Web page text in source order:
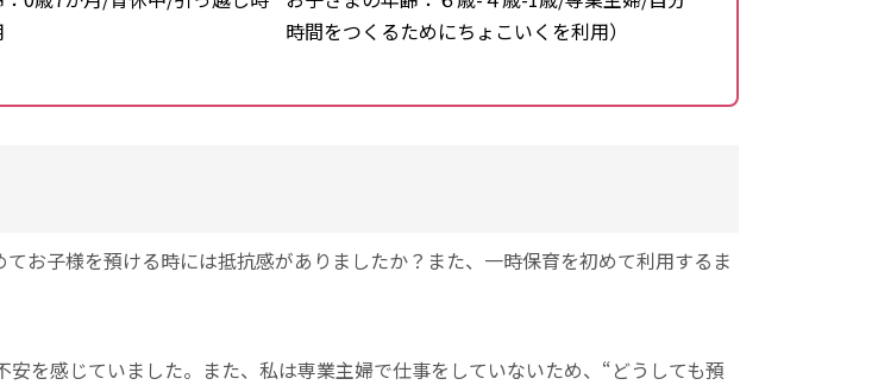
時間をつくるためにちょこいくを利用）
てお子様を預ける時には抵抗感がありましたか？また、一時保育を初めて利用するま
を感じていました。また、私は専業主婦で仕事をしていないため、“どうしても預